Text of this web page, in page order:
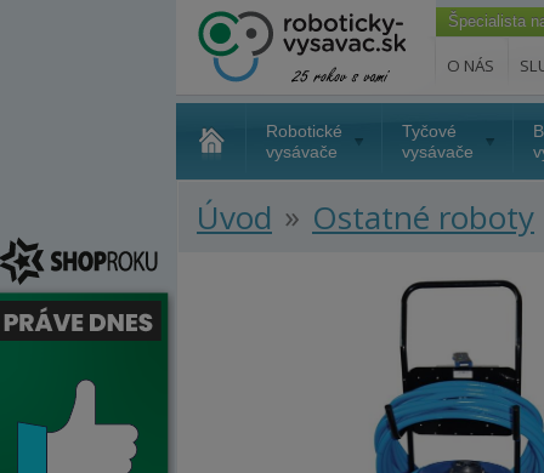
Špecialista
O NÁS
Robotické
vysávače
Tyčové
vysávače
Úvod » Ostatné roboty